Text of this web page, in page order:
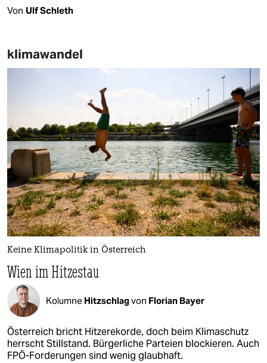
Von Ulf Schleth
klimawandel
Keine Klimapolitik in Österreich
Wien im Hitzestau
Kolumne Hitzschlagvon Florian Bayer
Österreich bricht Hitzerekorde, doch beim Klimaschutz
herrscht Stillstand. Bürgerliche Parteien blockieren. Auch
FPÖ-Forderungen sind wenig glaubhaft.